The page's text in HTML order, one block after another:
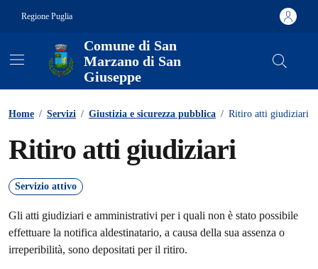
Regione Puglia
Comune di San
Marzano di San
Giuseppe
Home / Servizi / Giustizia e sicurezza pubblica / Ritiro atti giudiziari
Ritiro atti giudiziari
Servizio attivo
Gli atti giudiziari e amministrativi per i quali non è stato possibile
effettuare la notifica aldestinatario, a causa della sua assenza o
irreperibilità, sono depositati per il ritiro.